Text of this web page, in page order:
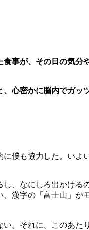
事が、その日の気分
心密かに脳内でガッ
僕も協力した。いよ
、なにしろ出かける
漢字の「富士山」が
。それに、このあた